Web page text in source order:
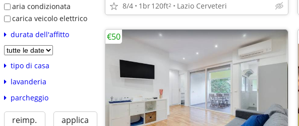
aria condizionata
carica veicolo elettrico
durata dell'affitto
tipo di casa
lavanderia
parcheggio
reimp. applica
8/4 1br120ft2 Lazio Cerveteri
€50